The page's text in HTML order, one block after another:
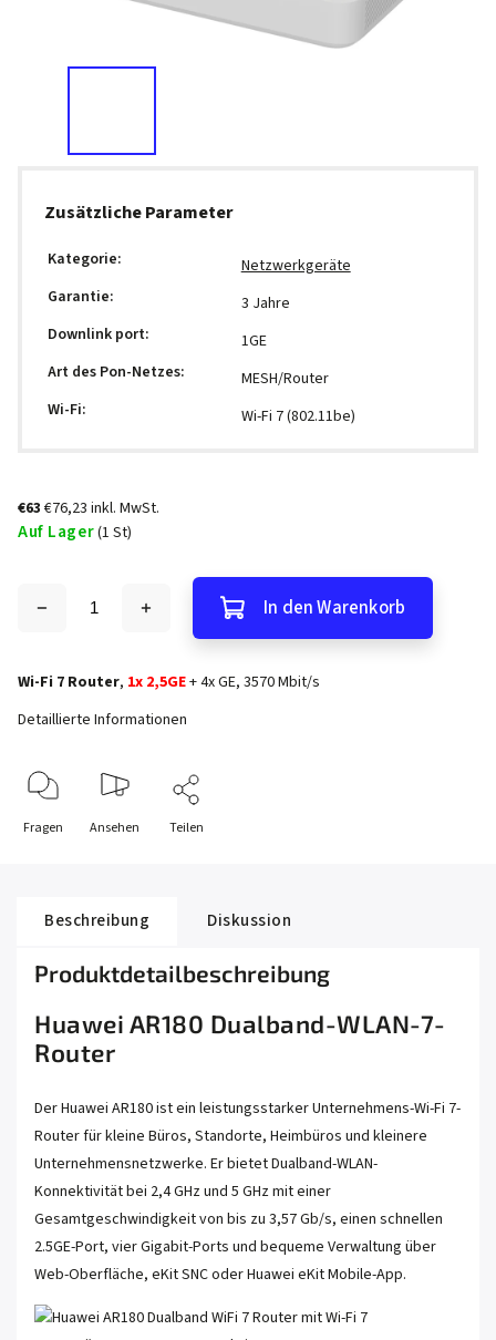
Zusätzliche Parameter
Kategorie:
Netzwerkgeräte
Garantie:
3 Jahre
Downlink port:
1GE
Art des Pon-Netzes:
MESH/Router
Wi-Fi: Wi-Fi 7 (802.11be)
€63 €76,23 inkl. MwSt.
Auf Lager(1 St)
In den Warenkorb
Wi-Fi 7 Router, 1x 2,5GE+ 4x GE, 3570 Mbit/s
Detaillierte Informationen
Fragen Ansehen Teilen
Beschreibung Diskussion
Produktdetailbeschreibung
Huawei AR180 Dualband-WLAN-7-
Router
Der Huawei AR180 ist ein leistungsstarker Unternehmens-Wi-Fi 7-
Router für kleine Büros, Standorte, Heimbüros und kleinere
Unternehmensnetzwerke. Er bietet Dualband-WLAN-
Konnektivität bei 2,4 GHz und 5 GHz mit einer
Gesamtgeschwindigkeit von bis zu 3,57 Gb/s, einen schnellen
2.5GE-Port, vier Gigabit-Ports und bequeme Verwaltung über
Web-Oberfläche, eKit SNC oder Huawei eKit Mobile-App.